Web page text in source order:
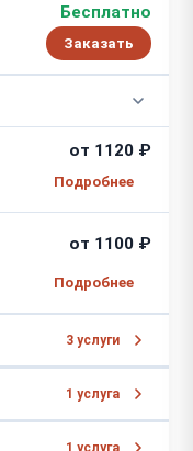
Бесплатно
Заказать
от 1120 ₽
от 1100 ₽
3 услуги
от 1220 ₽
1 услуга
от 1220 ₽
1 услуга